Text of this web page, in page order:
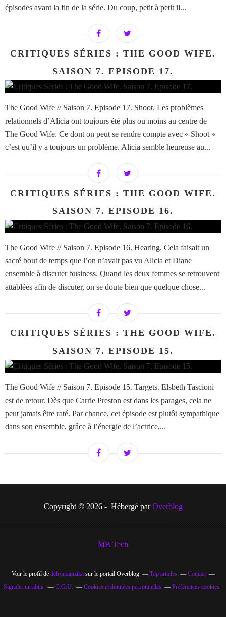
épisodes avant la fin de la série. Du coup, petit à petit il...
CRITIQUES SÉRIES : THE GOOD WIFE.
SAISON 7. EPISODE 17.
The Good Wife // Saison 7. Episode 17. Shoot. Les problèmes
relationnels d’Alicia ont toujours été plus ou moins au centre de
The Good Wife. Ce dont on peut se rendre compte avec « Shoot »
c’est qu’il y a toujours un problème. Alicia semble heureuse au...
CRITIQUES SÉRIES : THE GOOD WIFE.
SAISON 7. EPISODE 16.
The Good Wife // Saison 7. Episode 16. Hearing. Cela faisait un
sacré bout de temps que l’on n’avait pas vu Alicia et Diane
ensemble à discuter business. Quand les deux femmes se retrouvent
attablées afin de discuter, on se doute bien que quelque chose...
CRITIQUES SÉRIES : THE GOOD WIFE.
SAISON 7. EPISODE 15.
The Good Wife // Saison 7. Episode 15. Targets. Elsbeth Tascioni
est de retour. Dès que Carrie Preston est dans les parages, cela ne
peut jamais être raté. Par chance, cet épisode est plutôt sympathique
dans son ensemble, grâce à l’énergie de l’actrice,...
Copyright © 2026 - Hébergé parOverblog
MB Tech
Voir le profil de delromainzikasur le portail Overblog Top articles
Contact
Signaler un abus
C.G.U. Cookies et données personnelles Préférences cookies